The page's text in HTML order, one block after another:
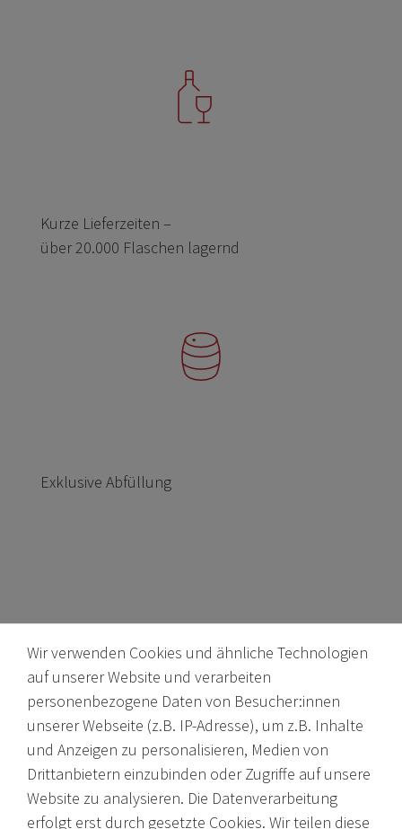
Kurze Lieferzeiten –
über 20.000 Flaschen lagernd
Exklusive Abfüllung
Internationale Weine, Brände, Feinkost & mehr. Entdecken Sie
unser Sortiment online oder in unserem Ladengeschäft. Wenn
Sie Fragen haben, wenden Sie sich an uns.
Wir verwenden Cookies und ähnliche Technologien
auf unserer Website und verarbeiten
personenbezogene Daten von Besucher:innen
unserer Webseite (z.B. IP-Adresse), um z.B. Inhalte
und Anzeigen zu personalisieren, Medien von
Drittanbietern einzubinden oder Zugriffe auf unsere
Website zu analysieren. Die Datenverarbeitung
erfolgt erst durch gesetzte Cookies. Wir teilen diese